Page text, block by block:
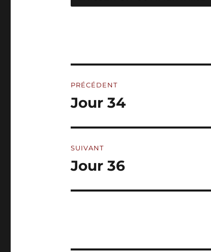
N
T
I
V
:
de
PRÉCÉDENT
Publication
Jour 34
SUIVANT
Publication
Jour 36